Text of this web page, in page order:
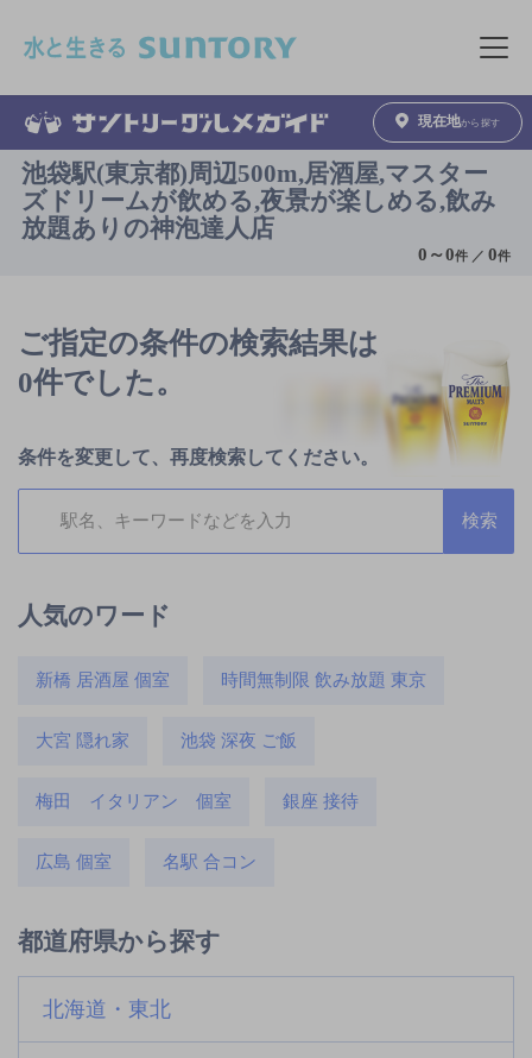
メニュ
現在地から探す
池袋駅(東京都)周辺500m,居酒屋,マスター
ズドリームが飲める,夜景が楽しめる,飲み
放題ありの神泡達人店
0 ～0件 ／0件
ご指定の条件の検索結果は
0件でした。
条件を変更して、再度検索してください。
人気のワード
新橋 居酒屋 個室 時間無制限 飲み放題 東京
大宮 隠れ家 池袋 深夜 ご飯
梅田 イタリアン 個室 銀座 接待
広島 個室 名駅 合コン
都道府県から探す
北海道・東北